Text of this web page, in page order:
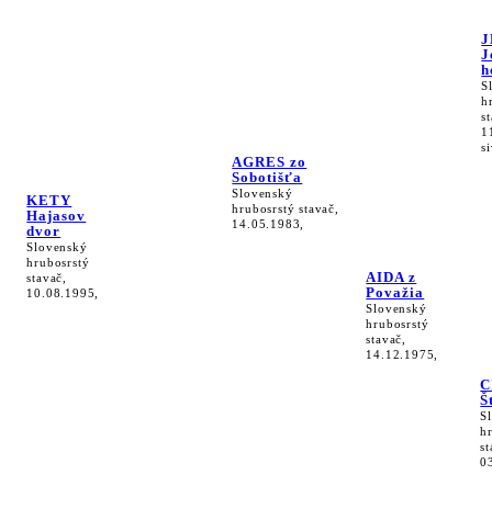
KETY
Hajasov
dvor
Slovenský
hrubosrstý
stavač,
10.08.1995,
AGRES zo
Sobotišťa
Slovenský
hrubosrstý stavač,
14.05.1983,
AIDA z
Považia
Slovenský
hrubosrstý
stavač,
14.12.1975,